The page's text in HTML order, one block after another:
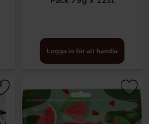
Logga in för att handla